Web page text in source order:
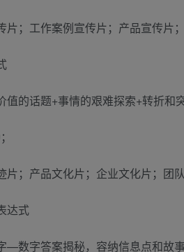
；工作案例宣传片；产品宣传片；
值的话题+事情的艰难探索+转折和
；产品文化片；企业文化片；团队
达式
—数字答案揭秘，容纳信息点和故